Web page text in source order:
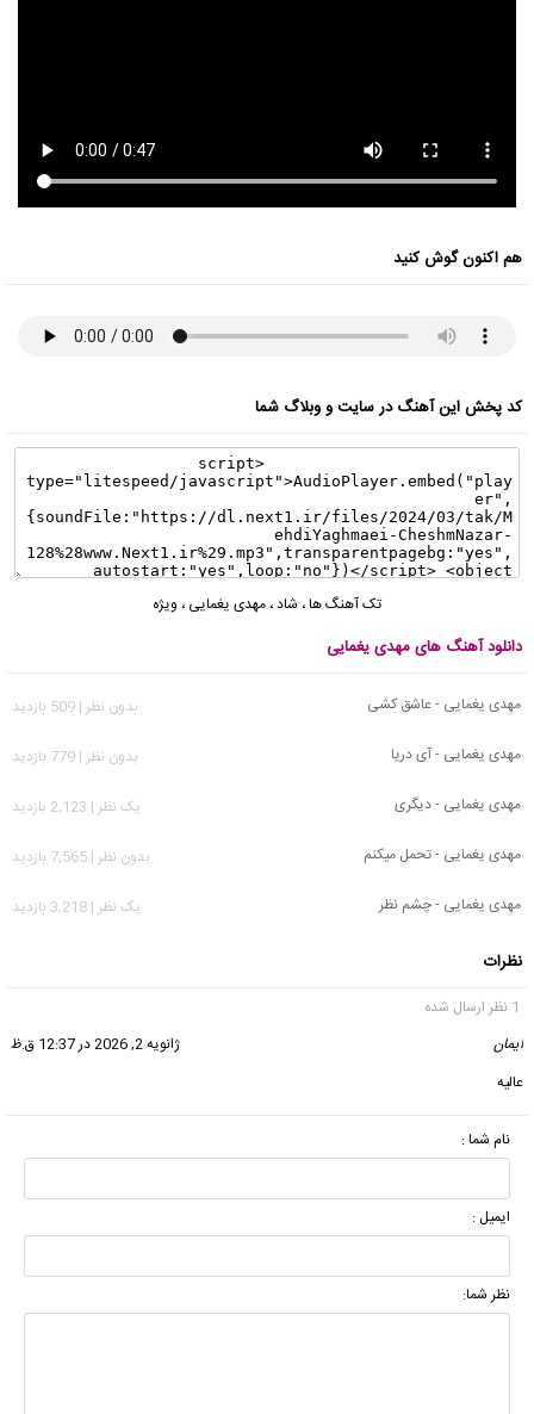
هم اکنون گوش کنید
کد پخش این آهنگ در سایت و وبلاگ شما
تک آهنگ ها، شاد، مهدی یغمایی ، ویژه
دانلود آهنگ های مهدی یغمایی
مهدی یغمایی - عاشق کشی
بدون نظر | 509 بازدید
مهدی یغمایی - آی دریا
بدون نظر | 779 بازدید
مهدی یغمایی - دیگری
يک نظر | 2,123 بازدید
مهدی یغمایی - تحمل میکنم
بدون نظر | 7,565 بازدید
مهدی یغمایی - چشم نظر
يک نظر | 3,218 بازدید
نظرات
1 نظر ارسال شده
ایمان
ژانویه 2, 2026 در 12:37 ق.ظ
عالیه
نام شما :
ایمیل :
نظر شما: